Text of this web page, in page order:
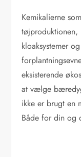
Kemikalierne
tøjproduktionen,
kloaksystemer
eksisterende
at vælge
ikke er brugt en
Både for din og